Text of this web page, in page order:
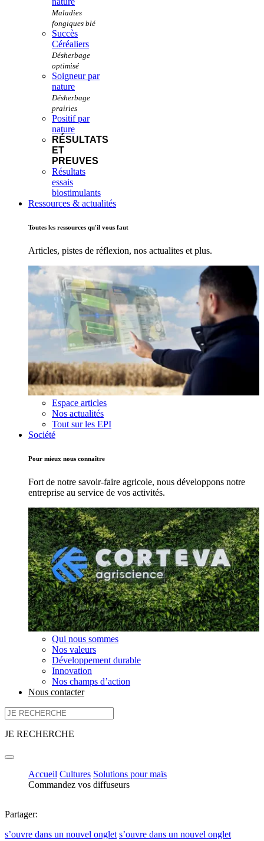
Succès
Céréaliers
Soigneur par
nature
Positif par
nature
RÉSULTATS
ET
PREUVES
Résultats
essais
biostimulants
Ressources & actualités
Toutes les ressources qu'il vous faut
Articles, pistes de réflexion, nos actualites et plus.
Espace articles
Nos actualités
Tout sur les EPI
Société
Pour mieux nous connaître
Fort de notre savoir-faire agricole, nous développons notre
entreprise au service de vos activités.
Qui nous sommes
Nos valeurs
Développement durable
Innovation
Nos champs d’action
Nous contacter
JE RECHERCHE
Accueil Cultures Solutions pour maïs
Commandez vos diffuseurs
Partager:
s’ouvre dans un nouvel onglet s’ouvre dans un nouvel onglet